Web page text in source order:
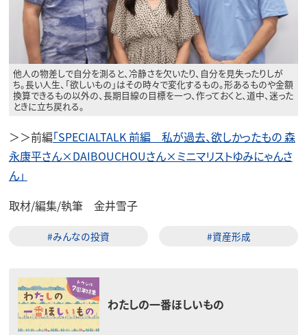
他人の物差しで自分を測ると、冷静さを欠いたり、自分を見失ったりしが
ち。長い人生、「欲しいもの」はその時々で変化するもの。形あるものや金額
換算できるもの以外の、長期目線の目標を一つ、作っておくと、道中、迷った
ときに立ち戻れる。
＞＞前編「SPECIALTALK 前編 私が過去、欲しかったもの 森
永康平さん×DAIBOUCHOUさん×ミニマリストゆみにゃんさ
ん」
取材/編集/執筆 金井雪子
#みんなの投資 #資産形成
わたしの一番ほしいもの